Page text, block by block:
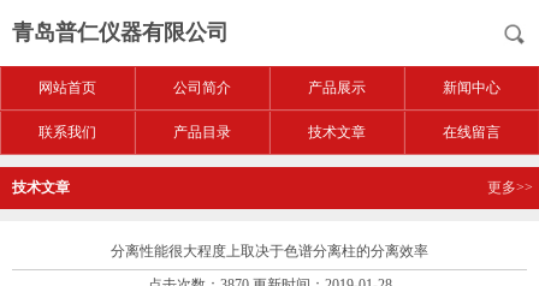
青岛普仁仪器有限公司
网站首页 公司简介 产品展示 新闻中心
联系我们 产品目录 技术文章 在线留言
技术文章 更多>>
分离性能很大程度上取决于色谱分离柱的分离效率